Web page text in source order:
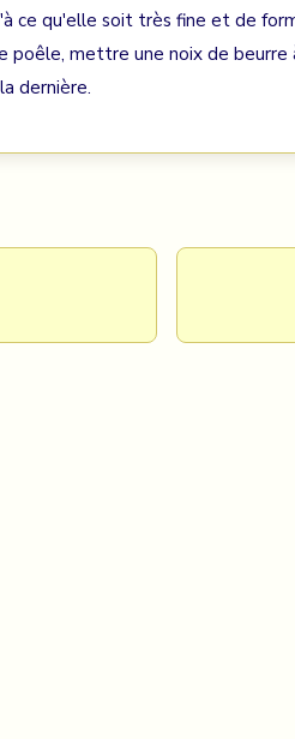
ce qu'elle soit très fine et de
poêle, mettre une noix de
dernière.